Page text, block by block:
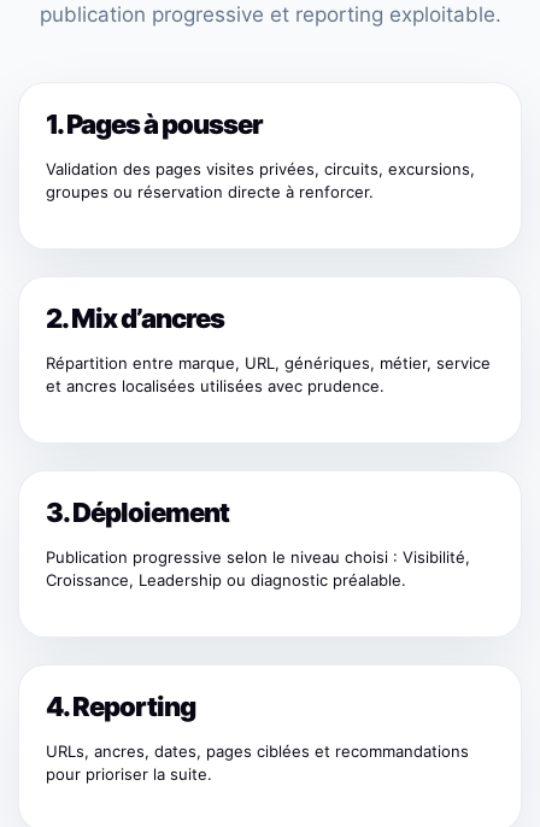
publication progressive et reporting exploitable.
1. Pages à pousser
Validation des pages visites privées, circuits, excursions,
groupes ou réservation directe à renforcer.
2. Mix d’ancres
Répartition entre marque, URL, génériques, métier, service
et ancres localisées utilisées avec prudence.
3. Déploiement
Publication progressive selon le niveau choisi : Visibilité,
Croissance, Leadership ou diagnostic préalable.
4. Reporting
URLs, ancres, dates, pages ciblées et recommandations
pour prioriser la suite.